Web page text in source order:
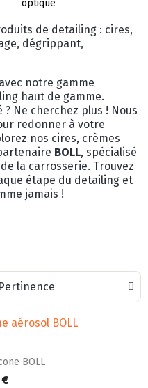
optique
de detailing : cires,
dégrippant,
notre gamme
haut de gamme.
Ne cherchez plus ! Nous
redonner à votre
nos cires, crèmes
BOLL, spécialisé
la carrosserie. Trouvez
étape du detailing et
jamais !
BOLL